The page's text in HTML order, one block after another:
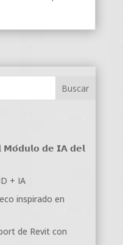
𝗠𝗼́𝗱𝘂𝗹𝗼 𝗱𝗲 𝗜𝗔 𝗱𝗲𝗹
+ IA
inspirado en
de Revit con